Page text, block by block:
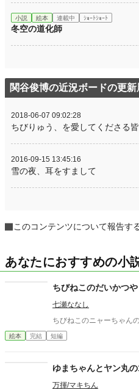
小説 絵本 連載中 ｼｮｰﾄｼｮｰﾄ
冬空の道化師
関谷俊博の近況ボードの更新
2018-06-07 09:02:28
ちびりゅう、を愛してくださる
2016-09-15 13:45:16
雪の夜、耳をすまして
このコンテンツについて報告す
あなたにおすすめの小
ちびねこのだいかつや
七瀬ななし
ちびねこのニャーちゃん
絵本 完結 短編
ゆまちゃんとヤン丸の
万揮/マキちん